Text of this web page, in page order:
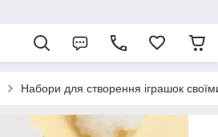
Набори для створення іграшок